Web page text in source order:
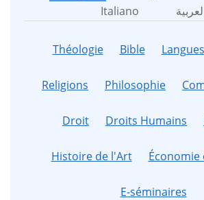
Italiano
Théologie Bible
Religions Philosophie
Droit Droits Humains
Histoire de l'Art Économie
E-séminaires